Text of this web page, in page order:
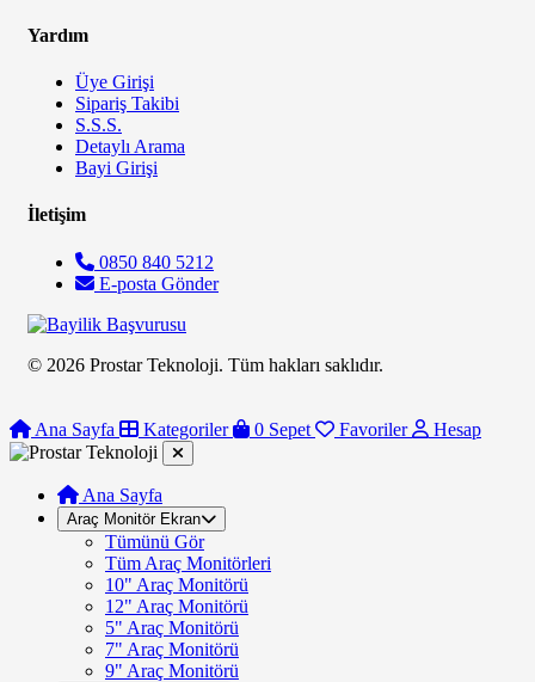
Yardım
Üye Girişi
Sipariş Takibi
S.S.S.
Detaylı Arama
Bayi Girişi
İletişim
0850 840 5212
E-posta Gönder
© 2026 Prostar Teknoloji. Tüm hakları saklıdır.
Ana Sayfa Kategoriler 0 Sepet Favoriler Hesap
Ana Sayfa
Araç Monitör Ekran
Tümünü Gör
Tüm Araç Monitörleri
10" Araç Monitörü
12" Araç Monitörü
5" Araç Monitörü
7" Araç Monitörü
9" Araç Monitörü